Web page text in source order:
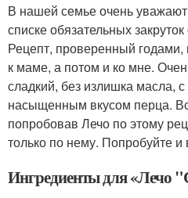
В нашей семье очень уважают
списке обязательных
Рецепт, проверенный
к маме, а потом и ко мне.
сладкий, без излишка масла,
насыщенным вкусом перца.
попробовав Лечо по этому
только по нему. Попробуйте и
Ингредиенты для «Лечо